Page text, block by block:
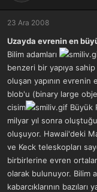
a
ş
a
t
a
n
t
r
i
h
i
23 Ara 2008
Uzayda evrenin en
Bilim adamları
benzeri bir yapıya sahip
oluşan yapının evrenin
blob'u (binary large
cisim
Büyük
milyar yıl sonra
oluşuyor. Hawaii'deki
ve Keck teleskopları
birbirlerine evren
olarak bulunuyor. Bilim
kabarcıklarının bazıları